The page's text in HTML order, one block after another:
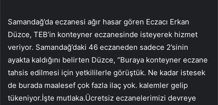
Samandağ’da eczanesi ağır hasar gören Eczacı Erkan
Düzce, TEB’in konteyner eczanesinde isteyerek hizmet
veriyor. Samandağ’daki 46 eczaneden sadece 2’sinin
ayakta kaldığını belirten Düzce, “Buraya konteyner eczane
tahsis edilmesi için yetkililerle görüştük. Ne kadar istesek
de burada maalesef çok fazla ilaç yok. kalemler gelip
tükeniyor.İşte mutlaka.Ücretsiz eczanelerimizi devreye